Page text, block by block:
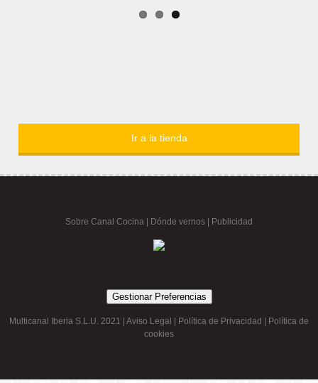
Ir a la tienda
Sobre Canal Cocina Dónde vernos | Publicidad
Gestionar Preferencias
Multicanal Iberia S.L.U. 2021 | Aviso Legal Política de Privacidad
Política de
cookies